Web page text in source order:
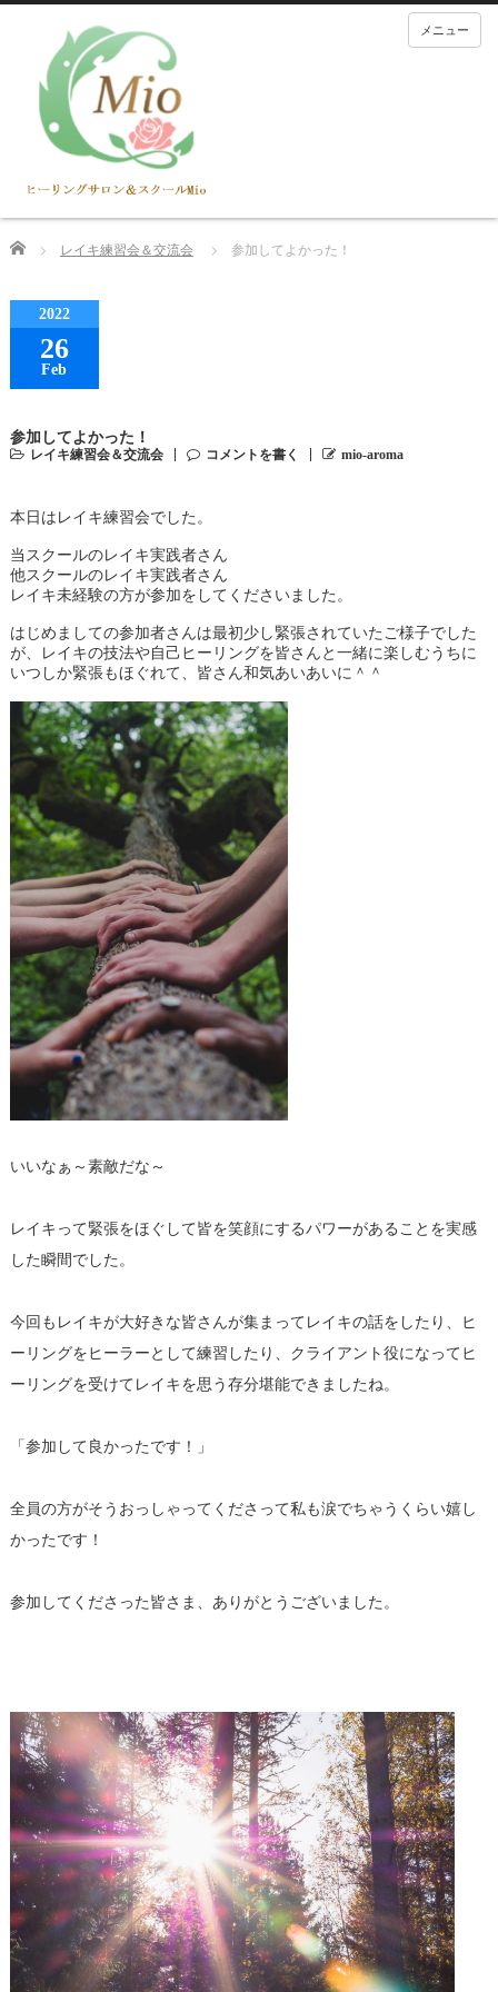
メニュー
Home レイキ練習会＆交流会 参加してよかった！
2022
26
Feb
参加してよかった！
レイキ練習会＆交流会 コメントを書く mio-aroma
本日はレイキ練習会でした。
当スクールのレイキ実践者さん
他スクールのレイキ実践者さん
レイキ未経験の方が参加をしてくださいました。
はじめましての参加者さんは最初少し緊張されていたご様子でした
が、レイキの技法や自己ヒーリングを皆さんと一緒に楽しむうちに
いつしか緊張もほぐれて、皆さん和気あいあいに＾＾
いいなぁ～素敵だな～
レイキって緊張をほぐして皆を笑顔にするパワーがあることを実感
した瞬間でした。
今回もレイキが大好きな皆さんが集まってレイキの話をしたり、ヒ
ーリングをヒーラーとして練習したり、クライアント役になってヒ
ーリングを受けてレイキを思う存分堪能できましたね。
「参加して良かったです！」
全員の方がそうおっしゃってくださって私も涙でちゃうくらい嬉し
かったです！
参加してくださった皆さま、ありがとうございました。